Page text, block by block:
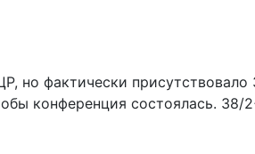
но фактически
конференция состоялась.